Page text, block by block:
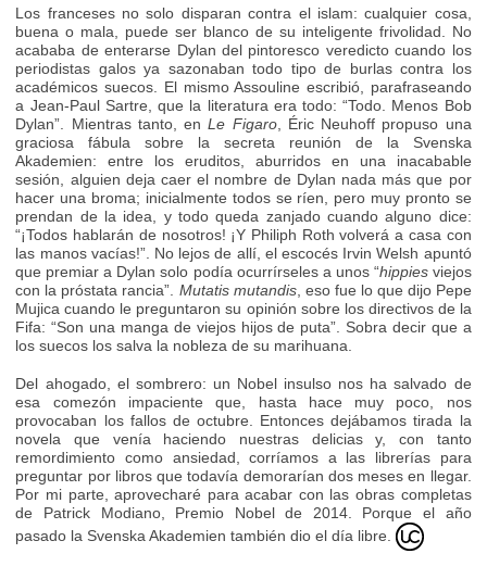
Los franceses no solo disparan contra el islam: cualquier cosa,
buena o mala, puede ser blanco de su inteligente frivolidad. No
acababa de enterarse Dylan del pintoresco veredicto cuando los
periodistas galos ya sazonaban todo tipo de burlas contra los
académicos suecos. El mismo Assouline escribió, parafraseando
a Jean-Paul Sartre, que la literatura era todo: “Todo. Menos Bob
Dylan”. Mientras tanto, enLe Figaro, Éric Neuhoff propuso una
graciosa fábula sobre la secreta reunión de la Svenska
Akademien: entre los eruditos, aburridos en una inacabable
sesión, alguien deja caer el nombre de Dylan nada más que por
hacer una broma; inicialmente todos se ríen, pero muy pronto se
prendan de la idea, y todo queda zanjado cuando alguno dice:
“¡Todos hablarán de nosotros! ¡Y Philiph Roth volverá a casa con
las manos vacías!”. No lejos de allí, el escocés Irvin Welsh apuntó
que premiar a Dylan solo podía ocurrírseles a unos “hippiesviejos
con la próstata rancia”. Mutatis mutandis, eso fue lo que dijo Pepe
Mujica cuando le preguntaron su opinión sobre los directivos de la
Fifa: “Son una manga de viejos hijos de puta”. Sobra decir que a
los suecos los salva la nobleza de su marihuana.
Del ahogado, el sombrero: un Nobel insulso nos ha salvado de
esa comezón impaciente que, hasta hace muy poco, nos
provocaban los fallos de octubre. Entonces dejábamos tirada la
novela que venía haciendo nuestras delicias y, con tanto
remordimiento como ansiedad, corríamos a las librerías para
preguntar por libros que todavía demorarían dos meses en llegar.
Por mi parte, aprovecharé para acabar con las obras completas
de Patrick Modiano, Premio Nobel de 2014. Porque el año
pasado la Svenska Akademien también dio el día libre.